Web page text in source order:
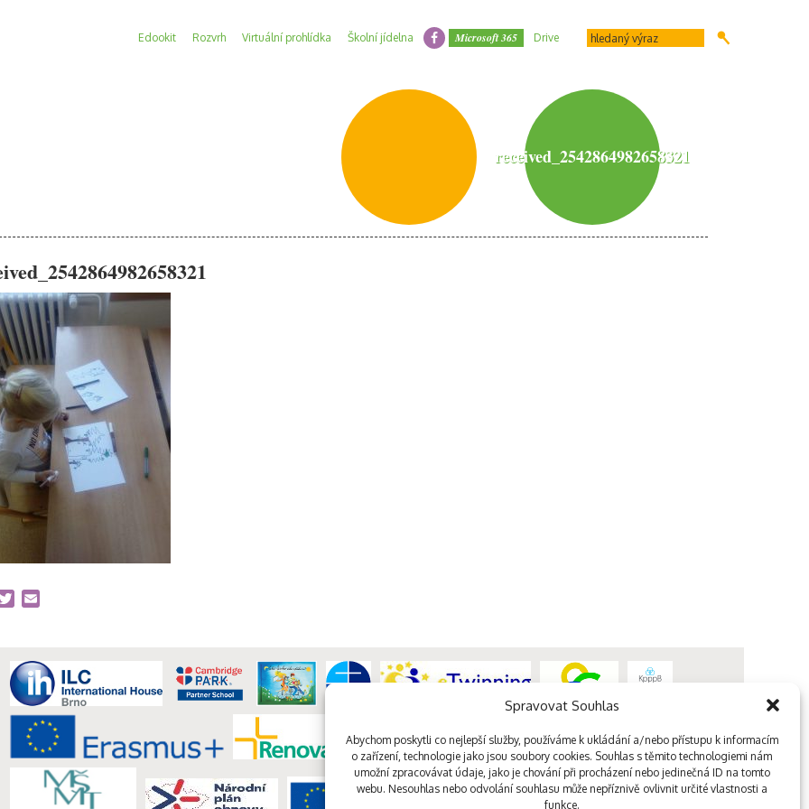
Spravovat Souhlas
Abychom poskytli co nejlepší služby, používáme k ukládání a/nebo přístupu k informacím
o zařízení, technologie jako jsou soubory cookies. Souhlas s těmito technologiemi nám
umožní zpracovávat údaje, jako je chování při procházení nebo jedinečná ID na tomto
webu. Nesouhlas nebo odvolání souhlasu může nepříznivě ovlivnit určité vlastnosti a
funkce.
Edookit Rozvrh Virtuální prohlídka Školní jídelna Microsoft 365 Drive
received_2542864982658321
Twitter